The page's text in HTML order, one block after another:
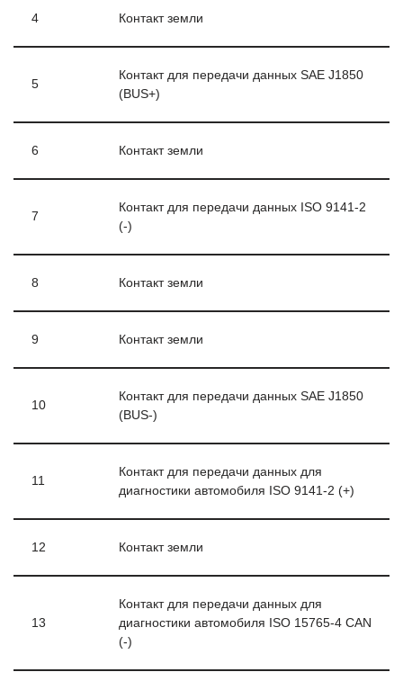
4 Контакт земли
5
Контакт для передачи данных SAE J1850
(BUS+)
6 Контакт земли
7
Контакт для передачи данных ISO 9141-2
(-)
8 Контакт земли
9 Контакт земли
10
Контакт для передачи данных SAE J1850
(BUS-)
11
Контакт для передачи данных для
диагностики автомобиля ISO 9141-2 (+)
12 Контакт земли
13
Контакт для передачи данных для
диагностики автомобиля ISO 15765-4 CAN
(-)